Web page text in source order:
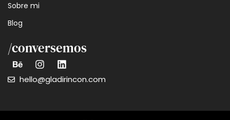
Sobre mi
Blog
/conversemos
hello@gladirincon.com